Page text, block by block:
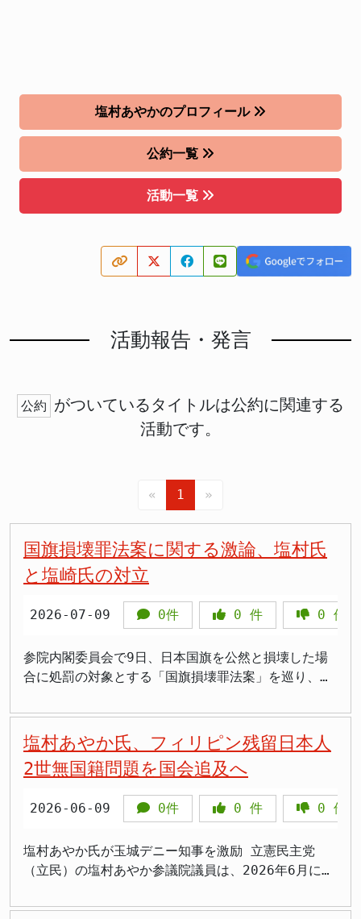
塩村あやかのプロフィール
公約一覧
活動一覧
活動報告・発言
公約 がついているタイトルは公約に関連する
活動です。
« 1 »
国旗損壊罪法案に関する激論、塩村氏
と塩崎氏の対立
2026-07-09 0件 0 件 0 件
参院内閣委員会で9日、日本国旗を公然と損壊した場
合に処罰の対象とする「国旗損壊罪法案」を巡り、激
自民党の塩崎彰久衆院議員に対し、立憲民主党の塩村
文夏参院議員は、自己所有の国旗であっても罰せられ
る可能性や、具体的な立法事実の欠如などを厳しく追
及しました。塩村氏が「そういうことを一言も言って
いない」と強く反発する場面も見られました。 国旗
の象徴性と法整備の必要性 この法案は、自民党、日
したものです。その内容は、日本国旗を「人に著しく
不快または嫌悪の情を催させる方法で公然と損壊、除
万円以下の罰金を科すというものです。国旗という国
塩村あやか氏、フィリピン残留日本人
2世無国籍問題を国会追及へ
2026-06-09 0件 0 件 0 件
塩村あやか氏が玉城デニー知事を激励 立憲民主党
（立民）の塩村あやか参議院議員は、2026年6月に玉
ました。塩村氏は、玉城知事がフィリピン残留日本人